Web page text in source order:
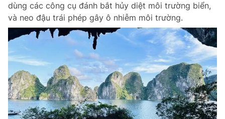
dùng các công cụ đánh bắt hủy diệt môi trường biển,
và neo đậu trái phép gây ô nhiễm môi trường.